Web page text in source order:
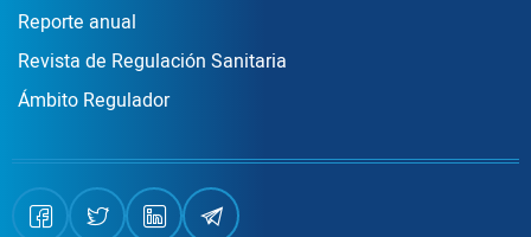
Reporte anual
Revista de Regulación Sanitaria
Ámbito Regulador